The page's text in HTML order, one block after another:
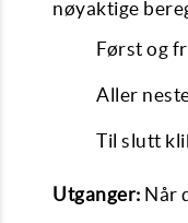
nøyaktige
Først og
Aller
Til slutt
Utganger: Når